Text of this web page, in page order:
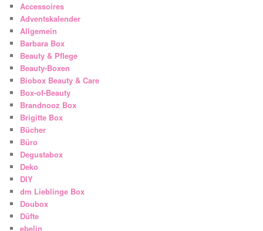
Accessoires
Adventskalender
Allgemein
Barbara Box
Beauty & Pflege
Beauty-Boxen
Biobox Beauty & Care
Box-of-Beauty
Brandnooz Box
Brigitte Box
Bücher
Büro
Degustabox
Deko
DIY
dm Lieblinge Box
Doubox
Düfte
ebelin